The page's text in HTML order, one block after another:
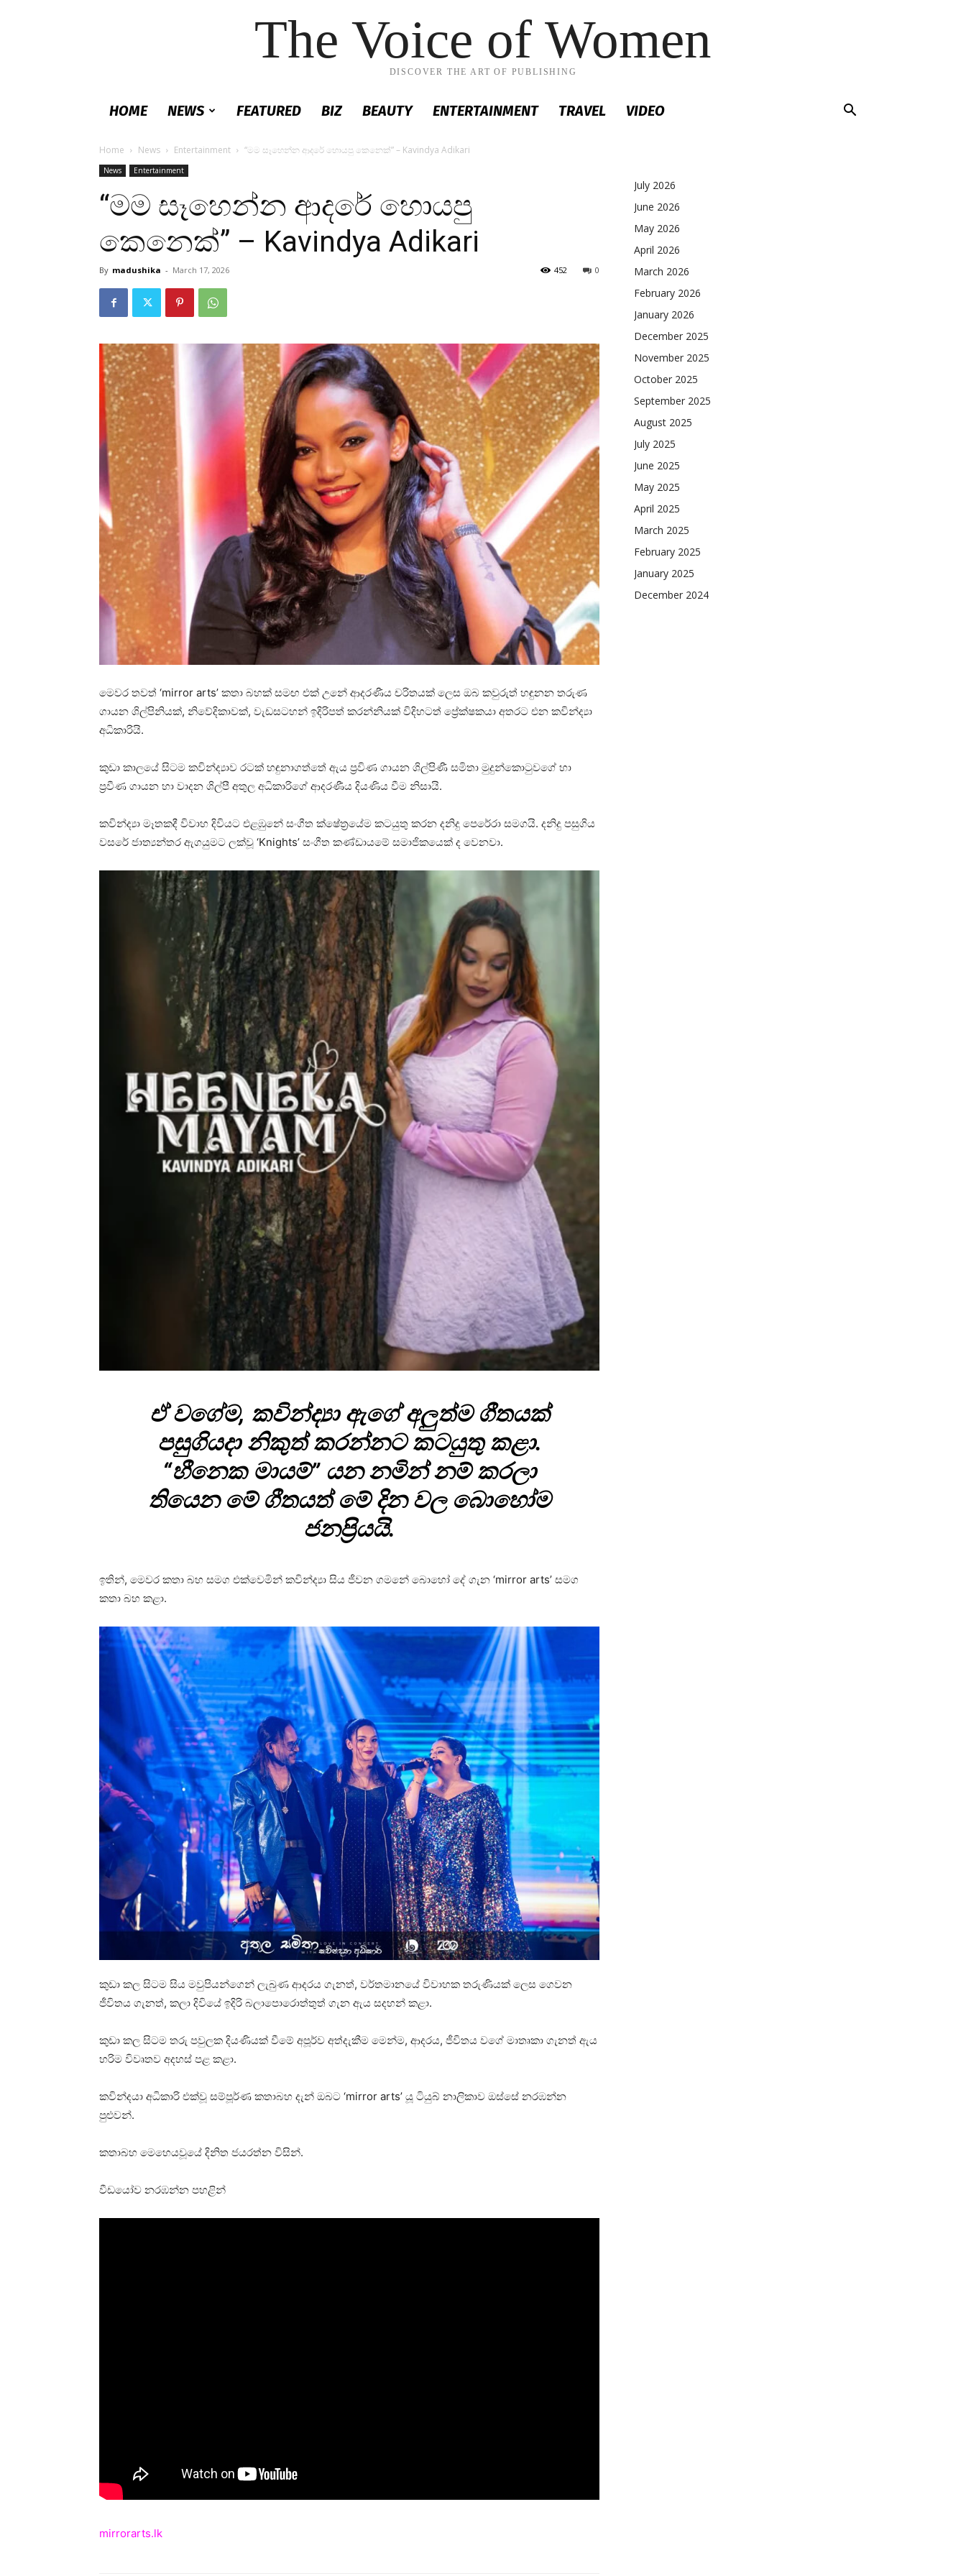
The Voice of Women
DISCOVER THE ART OF PUBLISHING
HOME NEWS FEATURED BIZ BEAUTY ENTERTAINMENT TRAVEL VIDEO
Home News Entertainment “මම සෑහෙන්න ආදරේ හොයපු කෙනෙක්” – Kavindya Adikari
News Entertainment
“මම සෑහෙන්න ආදරේ හොයපු
කෙනෙක්” – Kavindya Adikari
By madushika - March 17, 2026 0
452
මෙවර තවත් ‘mirror arts’ කතා බහක් සමඟ එක් උනේ ආදරණීය චරිතයක් ලෙස ඔබ කවුරුත් හඳුනන තරුණ
ගායන ශිල්පිනියක්, නිවේදිකාවක්, වැඩසටහන් ඉදිරිපත් කරන්නියක් විදිහටත් ප්‍රේක්ෂකයා අතරට එන කවින්ද්‍යා
අධිකාරියි.
කුඩා කාලයේ සිටම කවින්ද්‍යාව රටක් හඳුනාගත්තේ ඇය ප්‍රවිණ ගායන ශිල්පිණී සමිතා මුදුන්කොටුවගේ හා
ප්‍රවීණ ගායන හා වාදන ශිල්පී අතුල අධිකාරිගේ ආදරණීය දියණිය වීම නිසායි.
කවින්ද්‍යා මෑතකදී විවාහ දිවියට එළඹුනේ සංගීත ක්ෂේත්‍රයේම කටයුතු කරන දනිදු පෙරේරා සමගයි. දනිදු පසුගිය
වසරේ ජාත්‍යන්තර ඇගයුමට ලක්වූ ‘Knights’ සංගීත කණ්ඩායමේ සමාජිකයෙක් ද වෙනවා.
ඒ වගේම, කවින්ද්‍යා ඇගේ අලුත්ම ගීතයක්
පසුගියදා නිකුත් කරන්නට කටයුතු කළා.
“හීනෙක මායම්” යන නමින් නම් කරලා
තියෙන මේ ගීතයත් මේ දින වල බොහෝම
ජනප්‍රියයි.
ඉතින්, මෙවර කතා බහ සමග එක්වෙමින් කවින්ද්‍යා සිය ජීවන ගමනේ බොහෝ දේ ගැන ‘mirror arts’ සමග
කතා බහ කළා.
කුඩා කල සිටම සිය මවුපියන්ගෙන් ලැබුණ ආදරය ගැනත්, වර්තමානයේ විවාහක තරුණියක් ලෙස ගෙවන
ජීවිතය ගැනත්, කලා දිවියේ ඉදිරි බලාපොරොත්තුත් ගැන ඇය සදහන් කළා.
කුඩා කල සිටම තරු පවුලක දියණියක් වීමේ අපූර්ව අත්දැකීම මෙන්ම, ආදරය, ජීවිතය වගේ මාතෘකා ගැනත් ඇය
හරිම විවෘතව අදහස් පළ කළා.
කවින්දයා අධිකාරි එක්වූ සම්පූර්ණ කතාබහ දැන් ඔබට ‘mirror arts’ යූ ටියුබ් නාලිකාව ඔස්සේ නරඹන්න
පුළුවන්.
කතාබහ මෙහෙයවූයේ දිනිත ජයරත්න විසින්.
වීඩයෝව නරඹන්න පහළින්
mirrorarts.lk
July 2026
June 2026
May 2026
April 2026
March 2026
February 2026
January 2026
December 2025
November 2025
October 2025
September 2025
August 2025
July 2025
June 2025
May 2025
April 2025
March 2025
February 2025
January 2025
December 2024